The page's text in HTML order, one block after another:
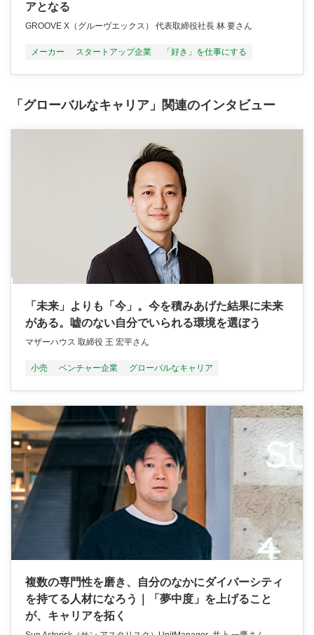
アとなる
GROOVE X（グルーヴエックス） 代表取締役社長 林 要さん
メーカー スタートアップ企業 「好き」を仕事にする
「グローバルなキャリア」関連のインタビュー
「未来」よりも「今」。今を積みあげた結果に未来
がある。嘘のない自分でいられる環境を選ぼう
マザーハウス 取締役 王 宏平さん
小売 ベンチャー企業 グローバルなキャリア
複数の専門性を磨き、自分のなかにダイバーシティ
を持てる人材になろう｜「夢中度」を上げること
が、キャリアを拓く